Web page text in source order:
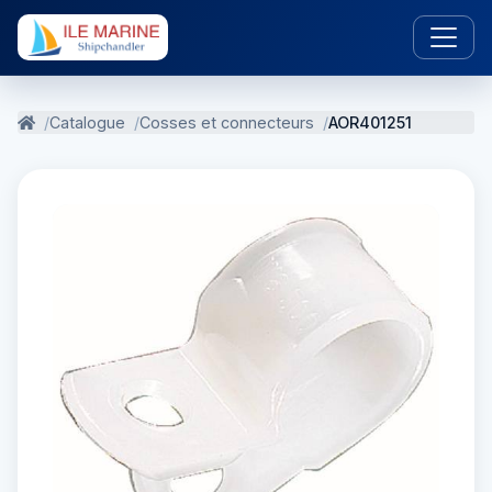
Catalogue Cosses et connecteurs AOR401251